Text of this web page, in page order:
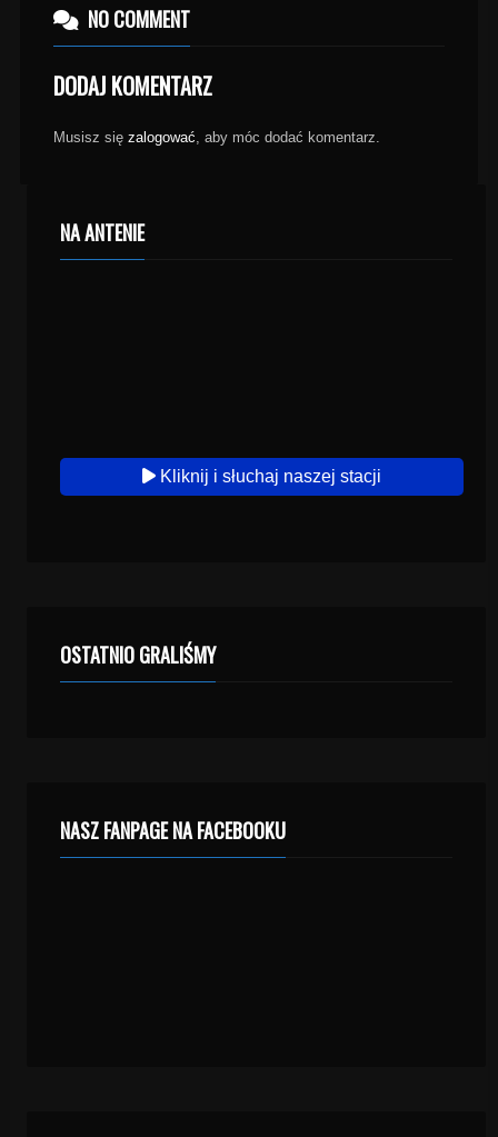
NO COMMENT
DODAJ KOMENTARZ
Musisz się zalogować, aby móc dodać komentarz.
NA ANTENIE
Kliknij i słuchaj naszej stacji
OSTATNIO GRALIŚMY
NASZ FANPAGE NA FACEBOOKU